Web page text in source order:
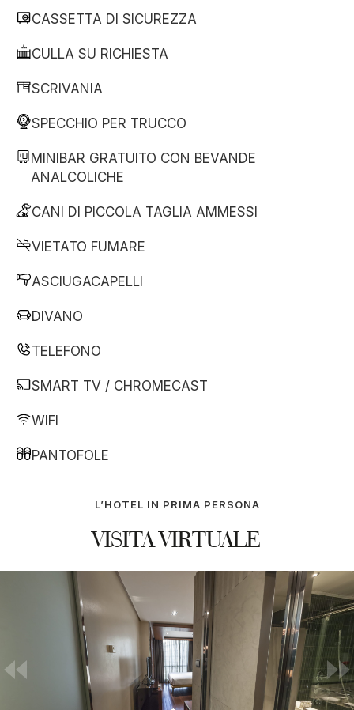
CASSETTA DI SICUREZZA
CULLA SU RICHIESTA
SCRIVANIA
SPECCHIO PER TRUCCO
MINIBAR GRATUITO CON BEVANDE
ANALCOLICHE
CANI DI PICCOLA TAGLIA AMMESSI
VIETATO FUMARE
ASCIUGACAPELLI
DIVANO
TELEFONO
SMART TV / CHROMECAST
WIFI
PANTOFOLE
L’HOTEL IN PRIMA PERSONA
VISITA VIRTUALE